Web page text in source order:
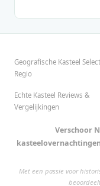
Geografische Kasteel
Regio
Echte Kasteel Reviews &
Vergelijkingen
Verschoor
Met een passie voor